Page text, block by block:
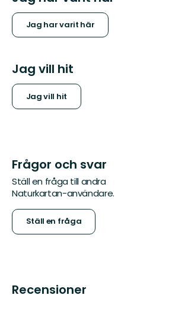
Jag har varit här
Jag vill hit
Jag vill hit
Frågor och svar
Ställ en fråga till andra
Naturkartan-användare.
Ställ en fråga
Recensioner